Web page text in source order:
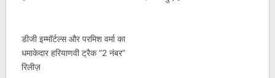
डीजी इम्मॉर्टल्स और परमिश वर्मा का
धमाकेदार हरियाणवी ट्रैक “2 नंबर”
रिलीज़